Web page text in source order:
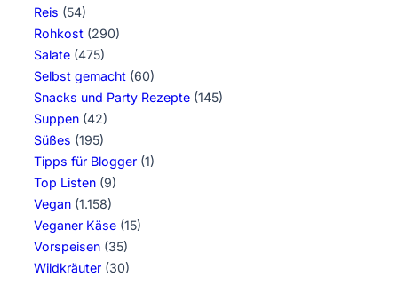
Reis (54)
Rohkost (290)
Salate (475)
Selbst gemacht (60)
Snacks und Party Rezepte (145)
Suppen (42)
Süßes (195)
Tipps für Blogger (1)
Top Listen (9)
Vegan (1.158)
Veganer Käse (15)
Vorspeisen (35)
Wildkräuter (30)